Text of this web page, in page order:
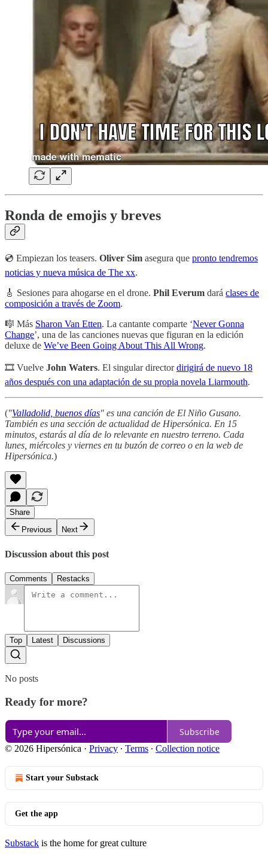
Ronda de emojis y breves
💿 Empiezan los teasers. Oliver Sim asegura que pronto tendremos
noticias y nueva música de The xx.
🎸 Sesiones para ahogarse en el drone. Phil Everum dará clases de
composición a través de Zoom.
🎼 Más Sharon Van Etten. La cantante comparte ‘Never Gonna
Change’, una de las canciones nuevas que figuran en la edición
deluxe de We’ve Been Going About This All Wrong.
🎞 Vuelve John Waters. El singular directordirigirá de nuevo 18
años después con una adaptación de su propia novela Liarmouth.
("Valladolid, buenos días" es una canción de El Niño Gusano.
También es una sección de actualidad de Hipersónica. En 15
minutos, estarás al día de lo relevante en nuestro terreno. Cada
lunes, miércoles y viernes en tu buzón de correo o en la web de
Hipersónica.)
Share
Previous
Next
Discussion about this post
Comments Restacks
Top Latest Discussions
No posts
Ready for more?
Subscribe
© 2026 Hipersónica · Privacy ∙ Terms ∙ Collection notice
Start your Substack
Get the app
Substack is the home for great culture